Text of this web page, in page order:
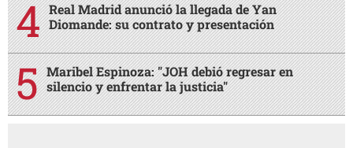
Real Madrid anunció la llegada de Yan
Diomande: su contrato y presentación
Maribel Espinoza: "JOH debió regresar en
silencio y enfrentar la justicia"